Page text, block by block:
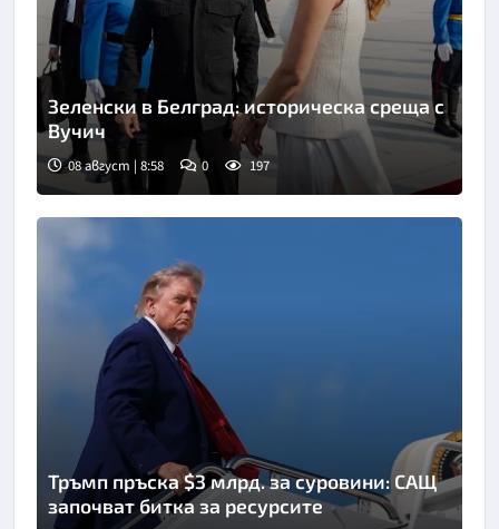
Снимка: Фейсбук
Зеленски в Белград: историческа среща с
Вучич
08 август | 8:58 0 197
Тръмп пръска $3 млрд. за суровини: САЩ
започват битка за ресурсите